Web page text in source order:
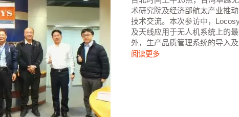
术研究院及经济部航太产业推
技术交流。本次参访中，
及天线应用于无人机系统上的
外，生产品质管理系统的导入
阅读更多